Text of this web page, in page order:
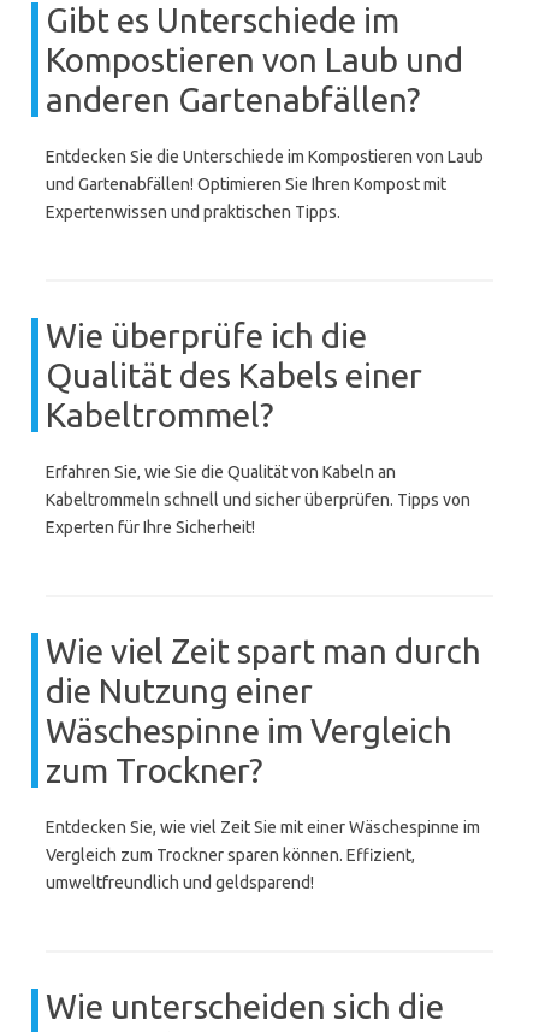
Gibt es Unterschiede im
Kompostieren von Laub und
anderen Gartenabfällen?
Entdecken Sie die Unterschiede im Kompostieren von Laub
und Gartenabfällen! Optimieren Sie Ihren Kompost mit
Expertenwissen und praktischen Tipps.
Wie überprüfe ich die
Qualität des Kabels einer
Kabeltrommel?
Erfahren Sie, wie Sie die Qualität von Kabeln an
Kabeltrommeln schnell und sicher überprüfen. Tipps von
Experten für Ihre Sicherheit!
Wie viel Zeit spart man durch
die Nutzung einer
Wäschespinne im Vergleich
zum Trockner?
Entdecken Sie, wie viel Zeit Sie mit einer Wäschespinne im
Vergleich zum Trockner sparen können. Effizient,
umweltfreundlich und geldsparend!
Wie unterscheiden sich die